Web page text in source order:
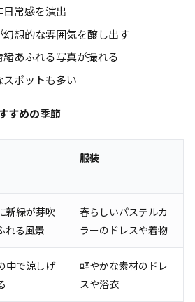
日常感を演出
想的な雰囲気を醸し出す
あふれる写真が撮れる
ポットも多い
すめの季節
服装
新緑が芽吹
れる風景
春らしいパステルカ
ラーのドレスや着物
中で涼しげ
軽やかな素材のドレ
スや浴衣